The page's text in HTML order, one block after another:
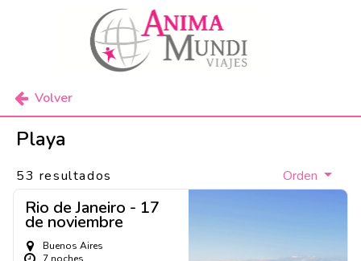
Volver
Playa
53 resultados Orden
Rio de Janeiro - 17
de noviembre
Buenos Aires